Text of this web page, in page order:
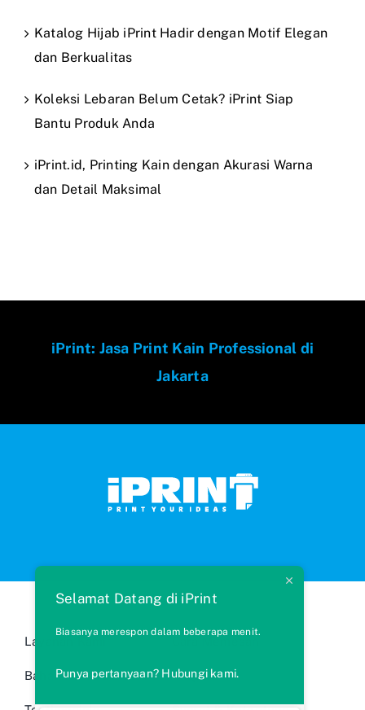
Katalog Hijab iPrint Hadir dengan Motif Elegan
dan Berkualitas
Koleksi Lebaran Belum Cetak? iPrint Siap
Bantu Produk Anda
iPrint.id, Printing Kain dengan Akurasi Warna
dan Detail Maksimal
iPrint: Jasa Print Kain Professional di
Jakarta
Layanan Kami
Bahan Kain
Cara Memesan
FAQs
Selamat Datang di iPrint
Biasanya merespon dalam beberapa menit.
Punya pertanyaan? Hubungi kami.